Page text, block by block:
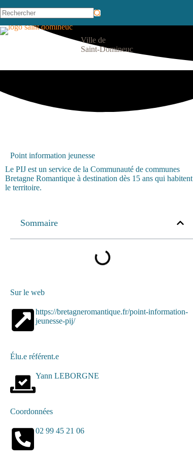
Ville de
Saint-Domineuc
Point information jeunesse
Le PIJ est un service de la Communauté de communes
Bretagne Romantique à destination dès 15 ans qui habitent
le territoire.
Sommaire
Sur le web
https://bretagneromantique.fr/point-information-
jeunesse-pij/
Élu.e référent.e
Yann LEBORGNE
Coordonnées
02 99 45 21 06